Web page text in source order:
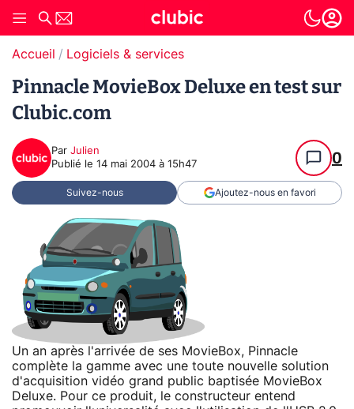
Accueil Logiciels & services
Pinnacle MovieBox Deluxe en test sur
Clubic.com
Par Julien
Publié le 14 mai 2004 à 15h47 0
Suivez-nous Ajoutez-nous en favori
Un an après l'arrivée de ses MovieBox, Pinnacle
complète la gamme avec une toute nouvelle solution
d'acquisition vidéo grand public baptisée MovieBox
Deluxe. Pour ce produit, le constructeur entend